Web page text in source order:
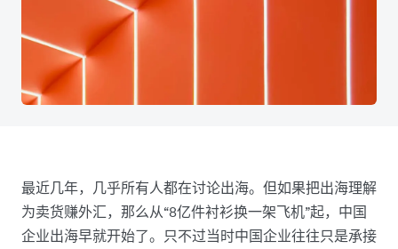
最近几年，几乎所有人都在讨论出海。但如果把出海理解
为卖货赚外汇，那么从“8亿件衬衫换一架飞机”起，中国
企业出海早就开始了。只不过当时中国企业往往只是承接